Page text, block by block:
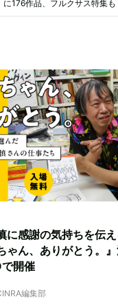
176作品、フルクサス特集も
に感謝の気持ちを伝
ゃん、ありがとう。
開催
編集部